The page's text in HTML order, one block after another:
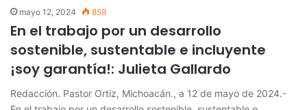
mayo 12, 2024 859
En el trabajo por un desarrollo
sostenible, sustentable e incluyente
¡soy garantía!: Julieta Gallardo
Redacción. Pastor Ortiz, Michoacán., a 12 de mayo de 2024.-